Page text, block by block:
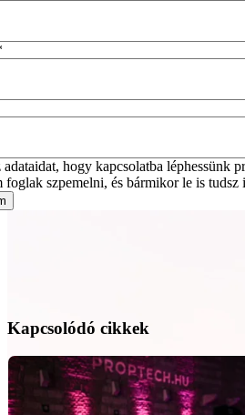
hogy kapcsolatba léphessünk
foglak szpemelni, és bármikor le is tudsz
Kapcsolódó cikkek